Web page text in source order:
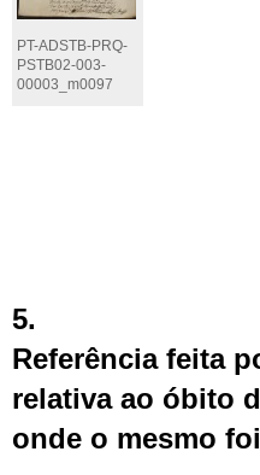
PT-ADSTB-PRQ-
PSTB02-003-
00003_m0097
5.
Referência feita
relativa ao óbito
onde o mesmo